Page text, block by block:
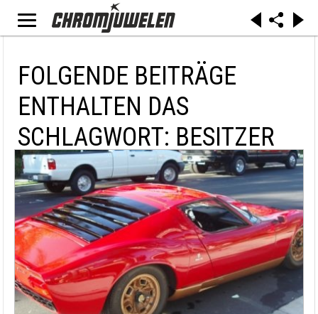
FOLGENDE BEITRÄGE
ENTHALTEN DAS
SCHLAGWORT: BESITZER